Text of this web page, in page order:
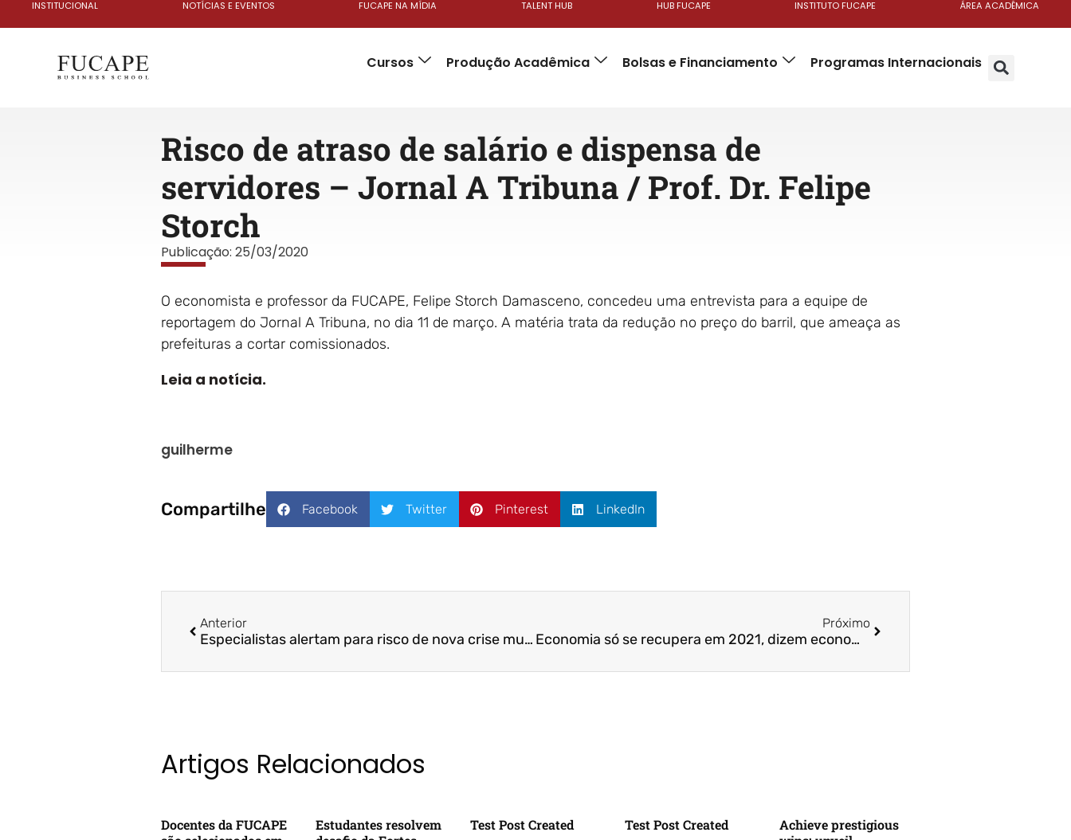
INSTITUCIONAL NOTÍCIAS E EVENTOS FUCAPE NA MÍDIA TALENT HUB HUB FUCAPE INSTITUTO FUCAPE ÁREA ACADÊMICA
Cursos Produção Acadêmica Bolsas e Financiamento Programas Internacionais
Risco de atraso de salário e dispensa de
servidores – Jornal A Tribuna / Prof. Dr. Felipe
Storch
Publicação: 25/03/2020
O economista e professor da FUCAPE, Felipe Storch Damasceno, concedeu uma entrevista para a equipe de
reportagem do Jornal A Tribuna, no dia 11 de março. A matéria trata da redução no preço do barril, que ameaça as
prefeituras a cortar comissionados.
Leia a notícia.
guilherme
Compartilhe Facebook Twitter Pinterest LinkedIn
Anterior
Especialistas alertam para risco de nova crise mundial – Jornal A Tribuna / Profª. Drª. Arilda Teixeira
Próximo
Economia só se recupera em 2021, dizem economistas – Jornal A Tribuna / Prof. Dr. Felipe Storch
Artigos Relacionados
Docentes da FUCAPE
Estudantes resolvem
Test Post Created Test Post Created
Achieve prestigious